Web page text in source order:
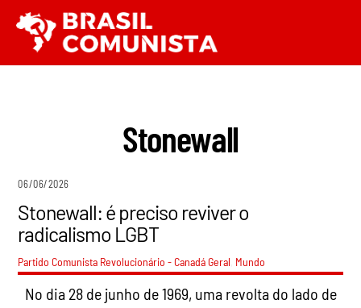
para
o
Stonewall
06/06/2026
Stonewall: é preciso reviver o
radicalismo LGBT
Partido Comunista Revolucionário - Canadá Geral Mundo
No dia 28 de junho de 1969, uma revolta do lado de